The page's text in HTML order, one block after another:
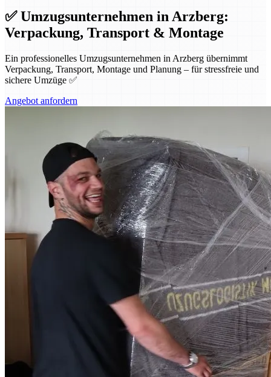
✅ Umzugsunternehmen in Arzberg:
Verpackung, Transport & Montage
Ein professionelles Umzugsunternehmen in Arzberg übernimmt
Verpackung, Transport, Montage und Planung – für stressfreie und
sichere Umzüge ✅
Angebot anfordern